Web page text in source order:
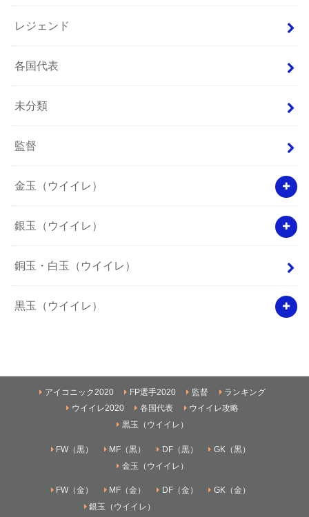
レジェンド
各国代表
未分類
監督
金玉（ウイイレ）
銀玉（ウイイレ）
銅玉・白玉（ウイイレ）
黒玉（ウイイレ）
アイコニック2020 FP選手2020 監督
ランキング
ウイイレ2020
各国代表
ウイイレ攻略
黒玉（ウイイレ）
FW（黒） MF（黒） DF（黒）
GK（黒）
金玉（ウイイレ）
FW（金） MF（金） DF（金）
GK（金）
銀玉（ウイイレ）